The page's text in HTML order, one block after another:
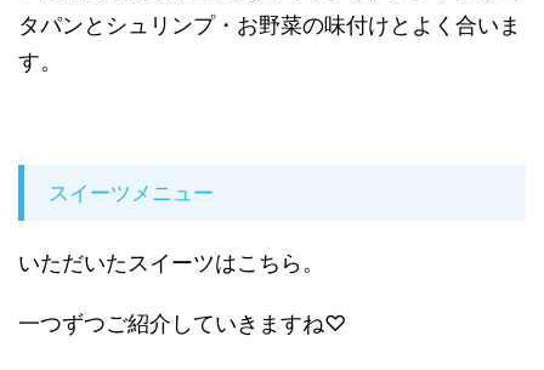
タパンとシュリンプ・お野菜の味付けとよく合いま
す。
スイーツメニュー
いただいたスイーツはこちら。
一つずつご紹介していきますね♡